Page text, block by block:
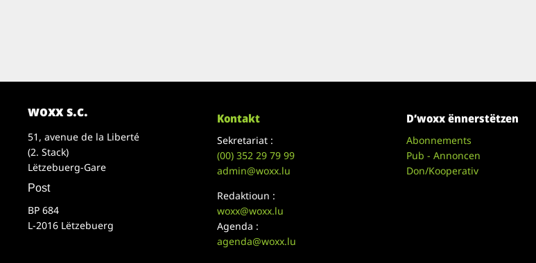
woxx s.c.
51, avenue de la Liberté
(2. Stack)
Lëtzebuerg-Gare
Post
BP 684
L-2016 Lëtzebuerg
Kontakt
Sekretariat :
(00)352 29 79 99
admin@woxx.lu
Redaktioun :
woxx@woxx.lu
Agenda :
agenda@woxx.lu
D’woxx ënnerstëtzen
Abonnements
Pub - Annoncen
Don/Kooperativ